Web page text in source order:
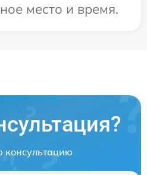
место и время.
консультацию